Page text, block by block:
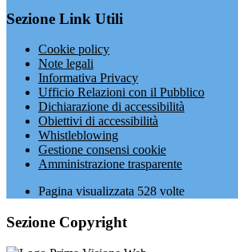
Sezione Link Utili
Cookie policy
Note legali
Informativa Privacy
Ufficio Relazioni con il Pubblico
Dichiarazione di accessibilità
Obiettivi di accessibilità
Whistleblowing
Gestione consensi cookie
Amministrazione trasparente
Pagina visualizzata 528 volte
Sezione Copyright